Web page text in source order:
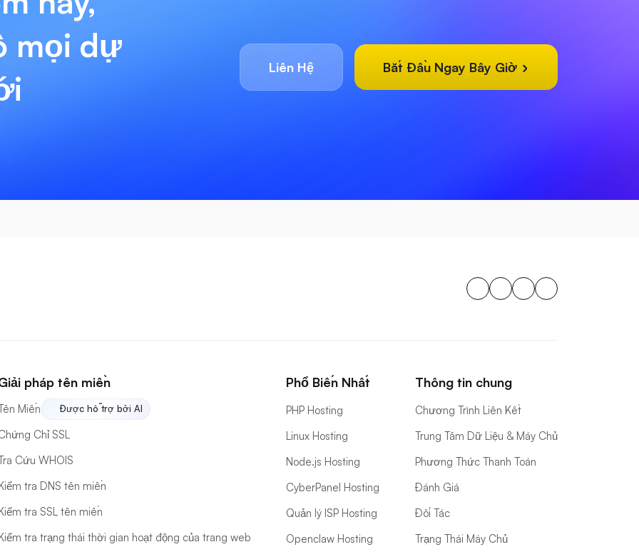
nay,
dự
pháp tên miền
Miền Được hỗ trợ bởi AI
Chỉ SSL
Cứu WHOIS
Phổ Biến Nhất
PHP Hosting
Linux Hosting
Node.js Hosting
Thông tin chung
Chương Trình Liên Kết
Trung Tâm Dữ Liệu & Máy Chủ
Phương Thức Thanh Toán